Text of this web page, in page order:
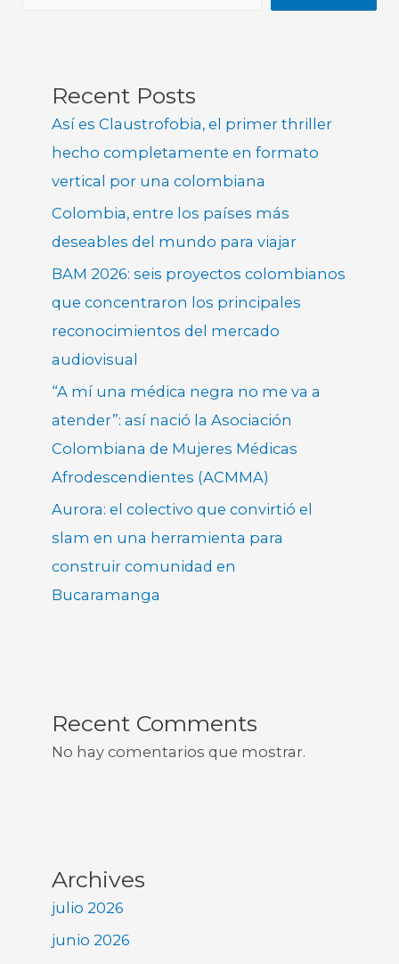
Recent Posts
Así es Claustrofobia, el primer thriller
hecho completamente en formato
vertical por una colombiana
Colombia, entre los países más
deseables del mundo para viajar
BAM 2026: seis proyectos colombianos
que concentraron los principales
reconocimientos del mercado
audiovisual
“A mí una médica negra no me va a
atender”: así nació la Asociación
Colombiana de Mujeres Médicas
Afrodescendientes (ACMMA)
Aurora: el colectivo que convirtió el
slam en una herramienta para
construir comunidad en
Bucaramanga
Recent Comments
No hay comentarios que mostrar.
Archives
julio 2026
junio 2026